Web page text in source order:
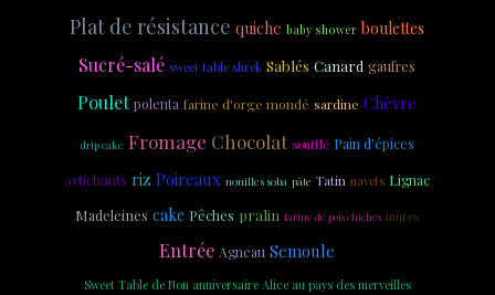
Plat de résistance quiche baby shower boulettes
Sucré-salé sweet table shrek Sablés Canard gaufres
Poulet polenta farine d'orge mondé sardine Chèvre
drip cake Fromage Chocolat soufflé Pain d'épices
artichauts riz Poireaux nouilles soba pâte Tatin navets Lignac
Madeleines cake Pêches pralin farine de pois chiches mûres
Entrée Agneau Semoule
Sweet Table de Non anniversaire Alice au pays des merveilles